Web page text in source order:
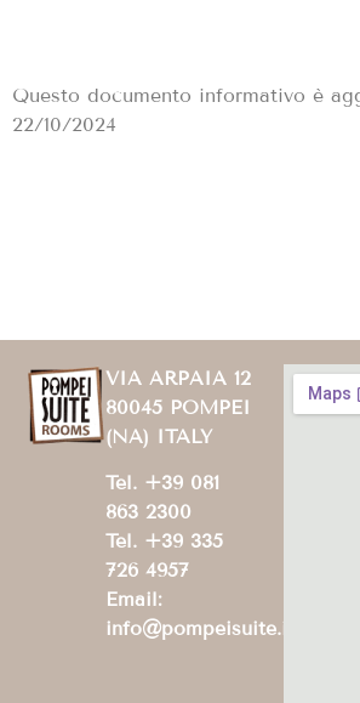
Questo documento informativo è
22/10/2024
VIA ARPAIA 12
80045 POMPEI
(NA) ITALY
Tel. +39 081
863 2300
Tel. +39 335
726 4957
Email:
info@pompeisuite.it